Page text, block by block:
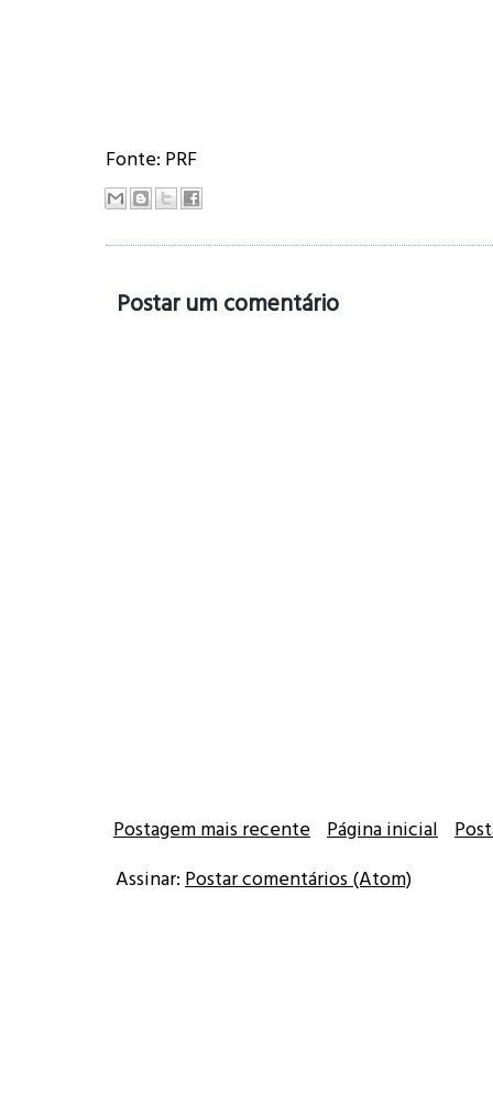
Fonte: PRF
Postar um comentário
Postagem mais recente Página inicial
Assinar: Postar comentários (Atom)